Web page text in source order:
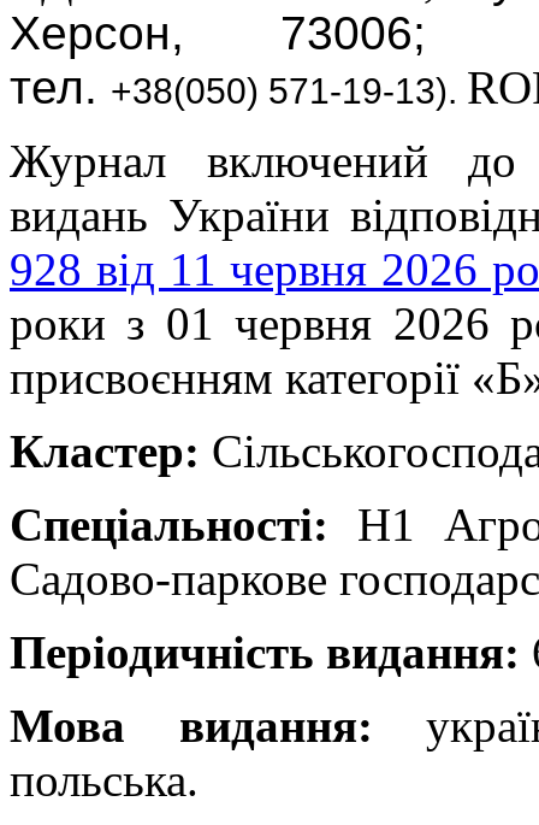
Херсон,
тел. +38(050) 571-19-13).
Журнал включений до
видань України
928 від 11 червня 2026
роки з 01 червня 2026
присвоєнням категорії
Кластер:
Спеціальності: H1
Садово-паркове
Періодичність видання:
Мова видання:
польська.